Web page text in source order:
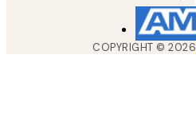
COPYRIGHT ©2026